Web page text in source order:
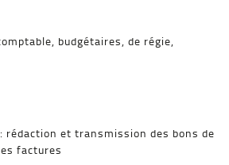
budgétaires, de régie,
et transmission des bons de
factures